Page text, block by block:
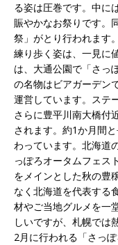
る姿は圧巻です。中に
賑やかなお祭りです。
祭」がとり行われます
練り歩く姿は、一見に
は、大通公園で「さっ
の名物はビアガーデン
運営しています。ステ
さらに豊平川南大橋付
されます。約1か月間
わっています。北海道
っぽろオータムフェス
をメインとした秋の豊
なく北海道を代表する
材やご当地グルメを一
しいですが、札幌では
2月に行われる「さっ